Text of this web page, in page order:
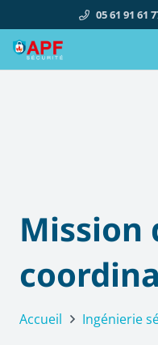
05 61 91 61
Mission
Accueil Ingénierie